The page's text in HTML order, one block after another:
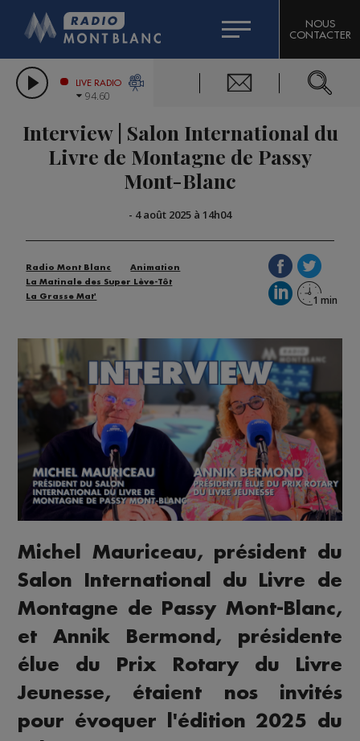
LES CHRONIQUES DE L'EXPERT
CITIZEN MACHINERY
GRAND MASSIF DOMAINES SKIABLES
BIGARD
COMPAGNIE DU MONT-BLANC
NOUS
CONTACTER
LIVE RADIO
94.60
Interview | Salon International du
Livre de Montagne de Passy
Mont-Blanc
- 4 août 2025 à 14h04
Radio Mont Blanc
Animation
La Matinale des Super Lève-Tôt
La Grasse Mat'
Michel Mauriceau, président du
Salon International du Livre de
Montagne de Passy Mont-Blanc,
et Annik Bermond, présidente
élue du Prix Rotary du Livre
Jeunesse, étaient nos invités
pour évoquer l'édition 2025 du